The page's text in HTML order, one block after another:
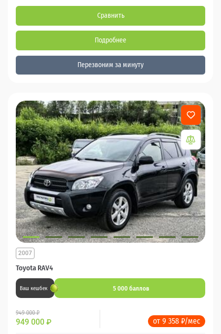
Сравнить
Подробнее
Перезвоним за минуту
Toyota RAV4
2007
Ваш кешбек 5 000 баллов
949 000 ₽
949 000 ₽ от 9 358 ₽/мес